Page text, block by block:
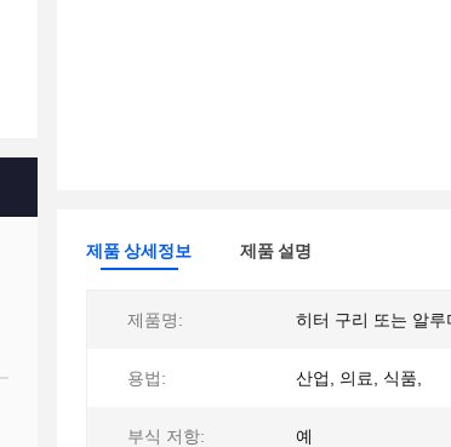
제품 상세정보 제품 설명
제품명: 히터 구리 또는 알루
용법: 산업, 의료, 식품,
부식 저항: 예